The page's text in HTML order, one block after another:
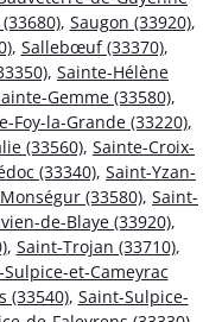
, Saugon (33920),
, Sallebœuf (33370),
, Sainte-Hélène
Gemme (33580),
Foy-la-Grande (33220),
(33560), Sainte-Croix-
(33340), Saint-Yzan-
(33580), Saint-
de-Blaye (33920),
, Saint-Trojan (33710),
et-Cameyrac
(33540), Saint-Sulpice-